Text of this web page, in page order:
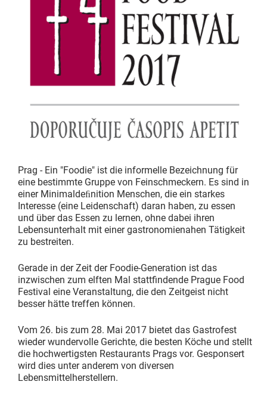
Prag - Ein "Foodie" ist die informelle Bezeichnung für
eine bestimmte Gruppe von Feinschmeckern. Es sind in
einer Minimaldeﬁnition Menschen, die ein starkes
Interesse (eine Leidenschaft) daran haben, zu essen
und über das Essen zu lernen, ohne dabei ihren
Lebensunterhalt mit einer gastronomienahen Tätigkeit
zu bestreiten.
Gerade in der Zeit der Foodie-Generation ist das
inzwischen zum elften Mal stattfindende Prague Food
Festival eine Veranstaltung, die den Zeitgeist nicht
besser hätte treffen können.
Vom 26. bis zum 28. Mai 2017 bietet das Gastrofest
wieder wundervolle Gerichte, die besten Köche und stellt
die hochwertigsten Restaurants Prags vor. Gesponsert
wird dies unter anderem von diversen
Lebensmittelherstellern.